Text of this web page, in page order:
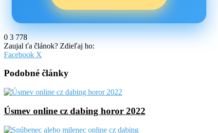
0 3 778
Zaujal ťa článok? Zdieľaj ho:
Facebook X
Email
Podobné články
Úsmev online cz dabing horor 2022